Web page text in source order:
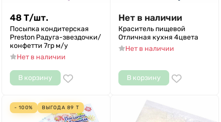
48 Т/шт.
Посыпка кондитерская
Preston Радуга-звездочки/
конфетти 7гр м/у
Нет в наличии
В корзину
Нет в наличии
Краситель пищевой
Отличная кухня 4цвета
Нет в наличии
В корзину
- 100% ВЫГОДА 89 Т